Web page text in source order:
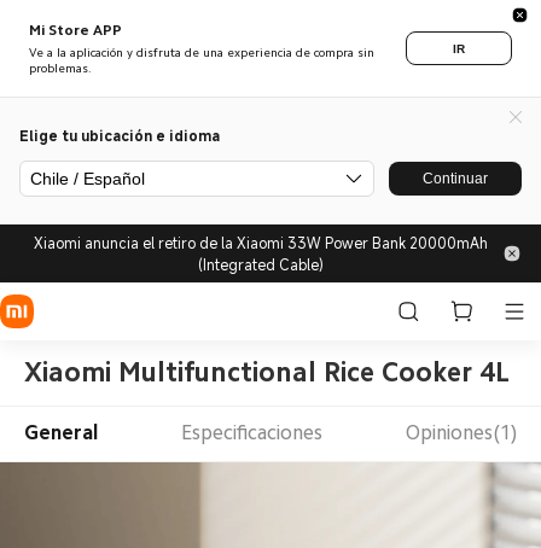
Mi Store APP
Ve a la aplicación y disfruta de una experiencia de compra sin
problemas.
IR
Elige tu ubicación e idioma
Chile / Español Continuar
Xiaomi anuncia el retiro de la Xiaomi 33W Power Bank 20000mAh
(Integrated Cable)
Xiaomi Multifunctional Rice Cooker 4L
General Especificaciones Opiniones(1)